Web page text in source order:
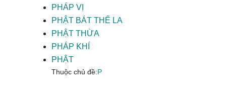
PHÁP VỊ
PHẬT BÁT THẾ LA
PHẬT THỪA
PHÁP KHÍ
PHẬT
Thuộc chủ đề:P